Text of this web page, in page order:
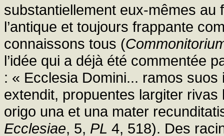
substantiellement eux-mêmes au
l’antique et toujours frappante
connaissons tous (
l’idée qui a déjà été commentée
: « Ecclesia Domini... ramos
extendit, propuentes largiter
origo una et una mater
Ecclesiae, 5, PL 4, 518). Des